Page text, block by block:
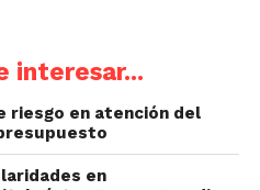
interesar...
riesgo en atención del
en